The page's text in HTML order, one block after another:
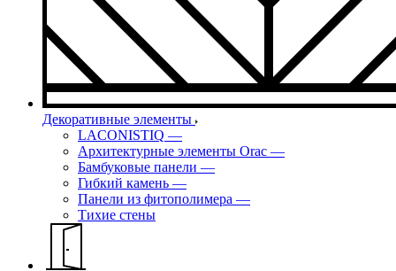
Декоративные элементы
LACONISTIQ —
Архитектурные элементы Orac —
Бамбуковые панели —
Гибкий камень —
Панели из фитополимера —
Тихие стены